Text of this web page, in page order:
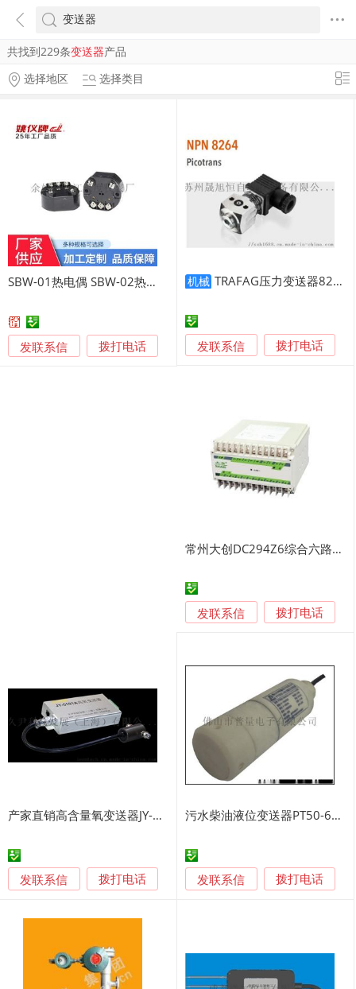
共找到229条变送器产品
选择地区
选择类目
SBW-01热电偶 SBW-02热电阻温度变送器
发联系信 拨打电话
机械 TRAFAG压力变送器8264.78.2510
发联系信 拨打电话
常州大创DC294Z6综合六路电能变送器
发联系信 拨打电话
产家直销高含量氧变送器JY-5101A
发联系信 拨打电话
污水柴油液位变送器PT50-602
发联系信 拨打电话